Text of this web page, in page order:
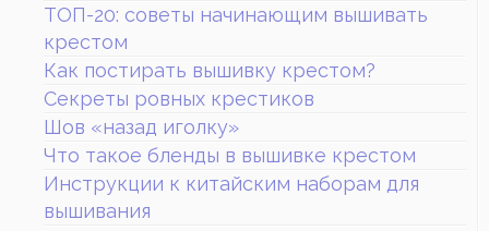
ТОП-20: советы начинающим вышивать
крестом
Как постирать вышивку крестом?
Секреты ровных крестиков
Шов «назад иголку»
Что такое бленды в вышивке крестом
Инструкции к китайским наборам для
вышивания